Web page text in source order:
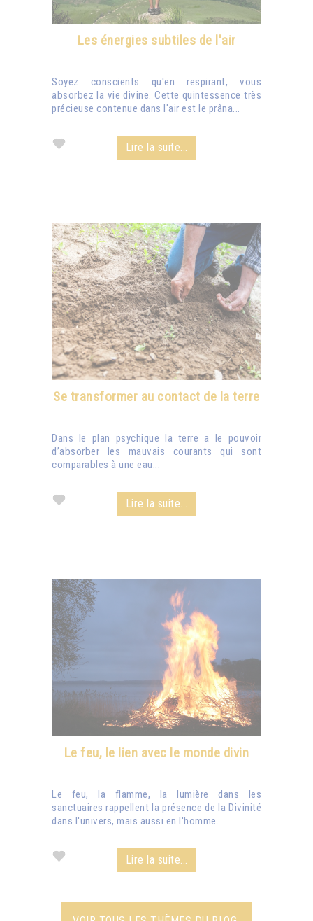
Les énergies subtiles de l'air
Soyez conscients qu'en respirant, vous
absorbez la vie divine. Cette quintessence très
précieuse contenue dans l'air est le prâna...
Lire la suite...
Se transformer au contact de la terre
Dans le plan psychique la terre a le pouvoir
d’absorber les mauvais courants qui sont
comparables à une eau...
Lire la suite...
Le feu, le lien avec le monde divin
Le feu, la flamme, la lumière dans les
sanctuaires rappellent la présence de la Divinité
dans l'univers, mais aussi en l'homme.
Lire la suite...